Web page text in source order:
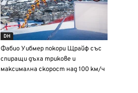
DH
Фабио Уибмер покори Щрайф със
спиращи дъха трикове и
максимална скорост над 100 км/ч